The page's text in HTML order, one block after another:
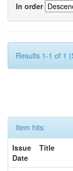
In order
Results 1-1 of 1
Item hits:
Issue
Date
Title